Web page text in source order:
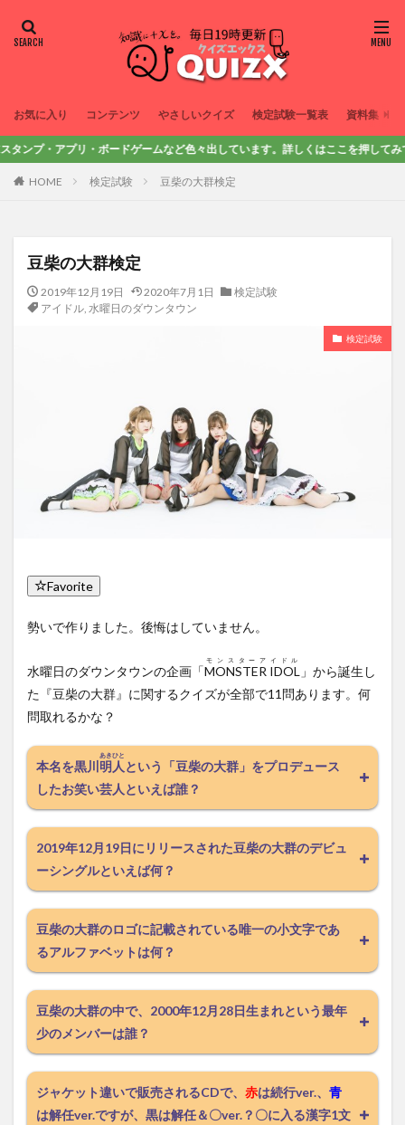
お気に入り コンテンツ やさしいクイズ 検定試験一覧表 資料集
ボードゲームなど色々出しています。詳しくはここを押してみてね！
HOME 検定試験 豆柴の大群検定
豆柴の大群検定
2019年12月19日 2020年7月1日
検定試験
アイドル, 水曜日のダウンタウン
検定試験
Favorite
勢いで作りました。後悔はしていません。
水曜日のダウンタウンの企画「MONSTER IDOL
モンスターアイドル
」から誕生し
た『豆柴の大群』に関するクイズが全部で11問あります。何
問取れるかな？
本名を黒川 明人
あきひと
という「豆柴の大群」をプロデュース
したお笑い芸人といえば誰？
2019年12月19日にリリースされた豆柴の大群のデビュ
ーシングルといえば何？
豆柴の大群のロゴに記載されている唯一の小文字であ
るアルファベットは何？
豆柴の大群の中で、2000年12月28日生まれという最年
少のメンバーは誰？
ジャケット違いで販売されるCDで、 赤は続行ver.、 青
は解任ver.ですが、黒は解任＆〇ver.？〇に入る漢字1文